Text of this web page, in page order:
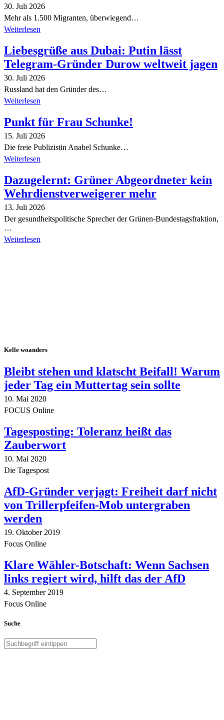
30. Juli 2026
Mehr als 1.500 Migranten, überwiegend…
Weiterlesen
Liebesgrüße aus Dubai: Putin lässt
Telegram-Gründer Durow weltweit jagen
30. Juli 2026
Russland hat den Gründer des…
Weiterlesen
Punkt für Frau Schunke!
15. Juli 2026
Die freie Publizistin Anabel Schunke…
Weiterlesen
Dazugelernt: Grüner Abgeordneter kein
Wehrdienstverweigerer mehr
13. Juli 2026
Der gesundheitspolitische Sprecher der Grünen-Bundestagsfraktion,
…
Weiterlesen
Kelle woanders
Bleibt stehen und klatscht Beifall! Warum
jeder Tag ein Muttertag sein sollte
10. Mai 2020
FOCUS Online
Tagesposting: Toleranz heißt das
Zauberwort
10. Mai 2020
Die Tagespost
AfD-Gründer verjagt: Freiheit darf nicht
von Trillerpfeifen-Mob untergraben
werden
19. Oktober 2019
Focus Online
Klare Wähler-Botschaft: Wenn Sachsen
links regiert wird, hilft das der AfD
4. September 2019
Focus Online
Suche